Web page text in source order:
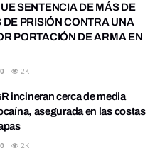
SENTENCIA DE MÁS DE
DE PRISIÓN CONTRA UNA
PORTACIÓN DE ARMA EN
0 2K
incineran cerca de media
asegurada en las costas
0 2K